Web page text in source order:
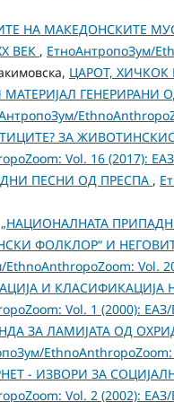
НА МАКЕДОНСКИТЕ
ВЕК , ЕтноАнтропоЗум/
ЦАРОТ, ХИЧКОК
ГЕНЕРИРАНИ
ЗА
Vol. 16 (2017):
ПЕСНИ ОД ПРЕСПА ,
„НАЦИОНАЛНАТА
ФОЛКЛОР“ И
Vol.
И
Vol. 1 (2000): ЕАЗ/
ЗА ЛАМИЈАТА ОД
EthnoAnthropoZoom:
- ИЗВОРИ ЗА
Vol. 2 (2002): ЕАЗ/